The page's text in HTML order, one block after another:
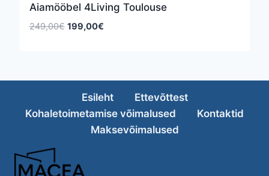
Aiamööbel 4Living Toulouse
249,00€ Algne
199,00€Praegune
Esileht
Ettevõttest
Kohaletoimetamise võimalused
Kontaktid
Maksevõimalused